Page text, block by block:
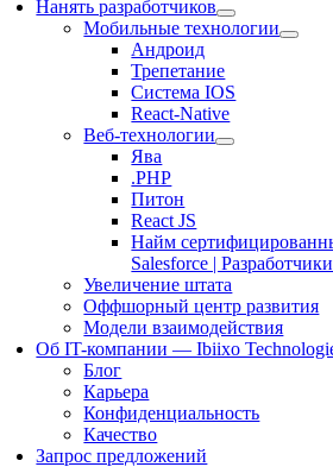
Нанять разработчиков
Мобильные технологии
Андроид
Трепетание
Система IOS
React-Native
Веб-технологии
Ява
.PHP
Питон
React JS
Найм
Salesforce |
Увеличение штата
Оффшорный центр развития
Модели взаимодействия
Об IT-компании — Ibiixo
Блог
Карьера
Конфиденциальность
Качество
Запрос предложений